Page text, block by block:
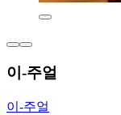
이-주얼
이-주얼